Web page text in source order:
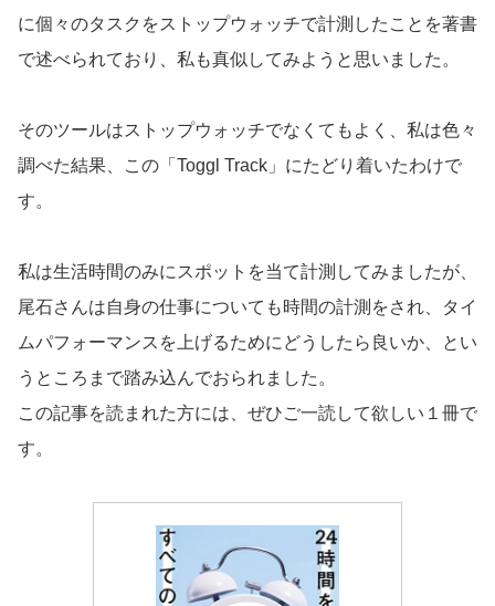
に個々のタスクをストップウォッチで計測したことを著書
で述べられており、私も真似してみようと思いました。
そのツールはストップウォッチでなくてもよく、私は色々
調べた結果、この「Toggl Track」にたどり着いたわけで
す。
私は生活時間のみにスポットを当て計測してみましたが、
尾石さんは自身の仕事についても時間の計測をされ、タイ
ムパフォーマンスを上げるためにどうしたら良いか、とい
うところまで踏み込んでおられました。
この記事を読まれた方には、ぜひご一読して欲しい１冊で
す。